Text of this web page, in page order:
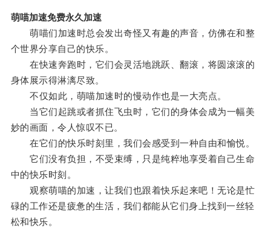
萌喵加速免费永久加速
萌喵们加速时总会发出奇怪又有趣的声音，仿佛在和整
个世界分享自己的快乐。
在快速奔跑时，它们会灵活地跳跃、翻滚，将圆滚滚的
身体展示得淋漓尽致。
不仅如此，萌喵加速时的慢动作也是一大亮点。
当它们起跳或者抓住飞虫时，它们的身体会成为一幅美
妙的画面，令人惊叹不已。
在它们的快乐时刻里，我们会感受到一种自由和愉悦。
它们没有负担，不受束缚，只是纯粹地享受着自己生命
中的快乐时刻。
观察萌喵的加速，让我们也跟着快乐起来吧！无论是忙
碌的工作还是疲惫的生活，我们都能从它们身上找到一丝轻
松和快乐。